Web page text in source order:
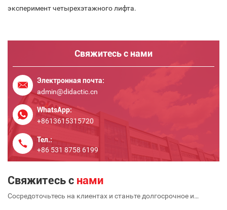
эксперимент четырехэтажного лифта.
Свяжитесь с нами
Электронная почта:
admin@didactic.cn
WhatsApp:
+8613615315720
Тел.:
+86 531 8758 6199
Свяжитесь с нами
Сосредоточьтесь на клиентах и станьте долгосрочное и